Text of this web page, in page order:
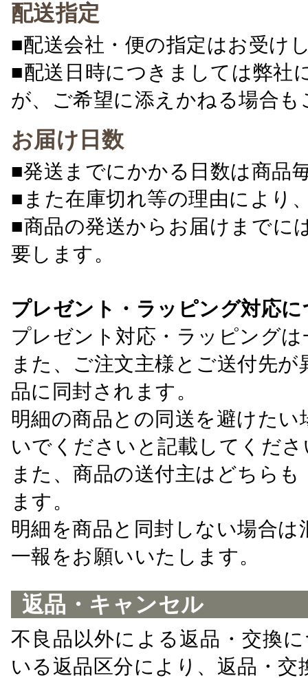
配送指定
■配送会社・便の指定はお受け
■配送日時につきましては弊社
が、ご希望に添えかねる場合
お届け日数
■発送までにかかる日数は商品
■また在庫切れ等の理由により
■商品の発送からお届けまでに
要します。
プレゼント・ラッピング対応
プレゼント対応・ラッピング
また、ご注文主様とご送付先
品に同封されます。
明細の商品との同送を避けた
いでくださいと記載してくださ
また、商品の送付主はどちら
ます。
明細を商品と同封しない場合
一報をお願いいたします。
返品・キャンセル
不良品以外による返品・交換
いる返品区分により、返品・